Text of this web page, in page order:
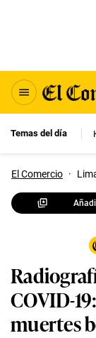
Temas del día
El Comercio ·
COVID-
muertes